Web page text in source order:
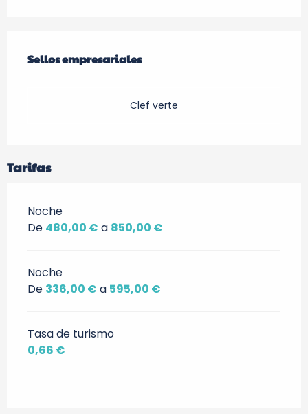
Sellos empresariales
Sellos empresariales
Clef verte
Tarifas
Noche
De 480,00 € a 850,00 €
Noche
De 336,00 € a 595,00 €
Tasa de turismo
0,66 €